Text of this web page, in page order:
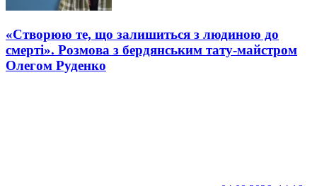
«Створюю те, що залишиться з людиною до
смерті». Розмова з бердянським тату-майстром
Олегом Руденко